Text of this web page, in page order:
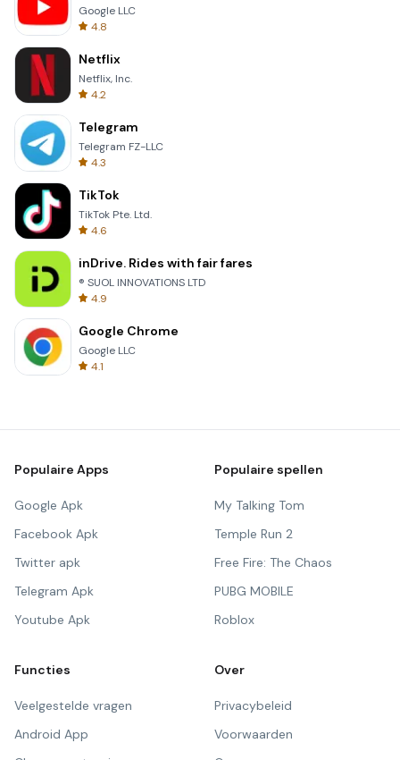
Google LLC
4.8
Netflix
Netflix, Inc.
4.2
Telegram
Telegram FZ-LLC
4.3
TikTok
TikTok Pte. Ltd.
4.6
inDrive. Rides with fair fares
® SUOL INNOVATIONS LTD
4.9
Google Chrome
Google LLC
4.1
Populaire Apps
Google Apk
Facebook Apk
Twitter apk
Telegram Apk
Youtube Apk
Populaire spellen
My Talking Tom
Temple Run 2
Free Fire: The Chaos
PUBG MOBILE
Roblox
Functies
Veelgestelde vragen
Android App
Over
Privacybeleid
Voorwaarden